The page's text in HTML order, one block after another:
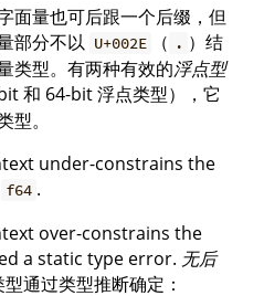
面量也可后跟一个后缀，但
部分不以 U+002E （ . ）结
类型。有两种有效的浮点型
bit 和 64-bit 浮点类型），它
。
under-constrains the
f64 .
over-constrains the
a static type error. 无后
通过类型推断确定：